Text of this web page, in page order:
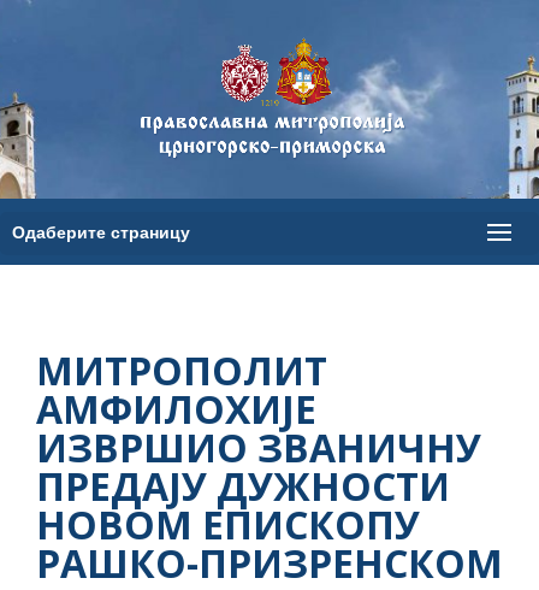
МИТРОПОЛИТ
АМФИЛОХИЈЕ
ИЗВРШИО ЗВАНИЧНУ
ПРЕДАЈУ ДУЖНОСТИ
НОВОМ ЕПИСКОПУ
РАШКО-ПРИЗРЕНСКОМ